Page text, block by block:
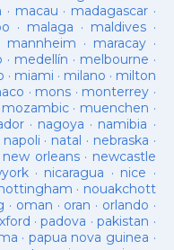
· macau · madagascar·
· malaga · maldives·
mannheim · maracay·
· medellín · melbourne ·
· miami · milano · milton
· mons · monterrey ·
mozambic· muenchen ·
· nagoya · namibia ·
napoli · natal · nebraska ·
new orleans· newcastle
· nicaragua · nice ·
· nouakchott
· oman · oran · orlando ·
·padova ·pakistan ·
· papua nova guinea ·